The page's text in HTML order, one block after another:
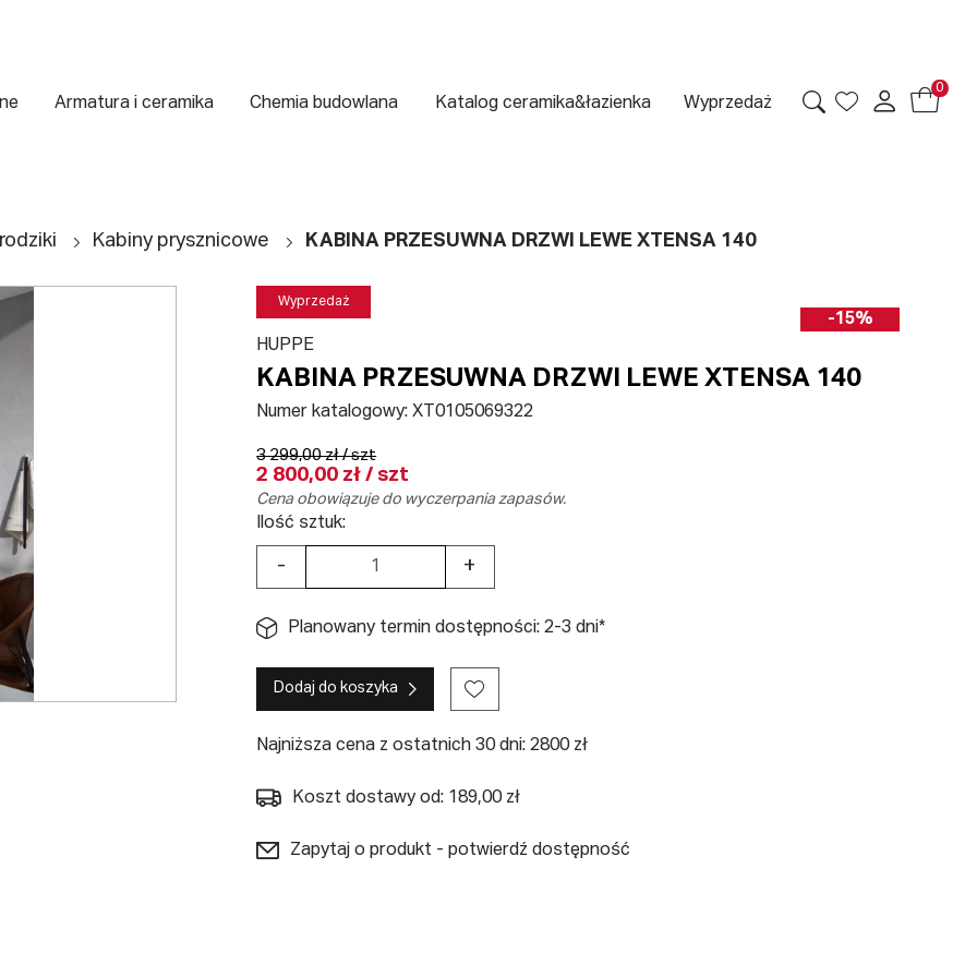
Armatura i ceramika Chemia budowlana Katalog ceramika&łazienka Wyprzedaż
0
Kabiny prysznicowe KABINA PRZESUWNA DRZWI LEWE XTENSA 140
Wyprzedaż
HUPPE
KABINA PRZESUWNA DRZWI LEWE XTENSA 140
Numer katalogowy:XT0105069322
3 299,00 zł / szt
2 800,00 zł / szt
-15%
Cena obowiązuje do wyczerpania zapasów.
Ilość sztuk:
- +
Planowany termin dostępności: 2-3 dni*
Dodaj do koszyka
Najniższa cena z ostatnich 30 dni: 2800 zł
Koszt dostawy od: 189,00 zł
Zapytaj o produkt - potwierdź dostępność